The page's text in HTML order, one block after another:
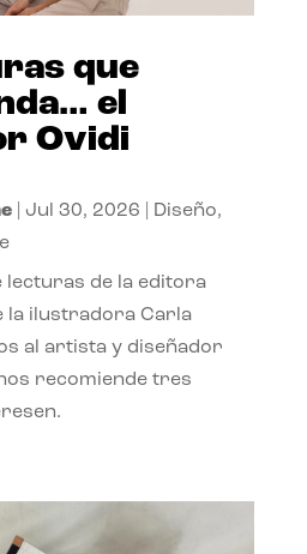
que
el
Ovidi
| Jul 30, 2026 Diseño,
lecturas de la editora
la ilustradora Carla
al artista y diseñador
recomiende tres